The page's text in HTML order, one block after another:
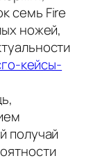
семь Fire
ножей,
кейсы-
получай